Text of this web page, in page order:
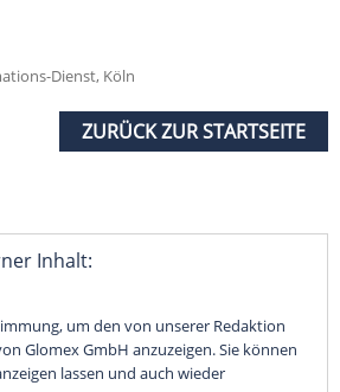
Dienst, Köln
ZURÜCK ZUR STARTSEITE
Inhalt:
um den von unserer Redaktion
Glomex GmbH anzuzeigen. Sie können
lassen und auch wieder